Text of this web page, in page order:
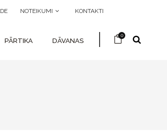
NOTEIKUMI KONTAKTI
PĀRTIKA DĀVANAS
0